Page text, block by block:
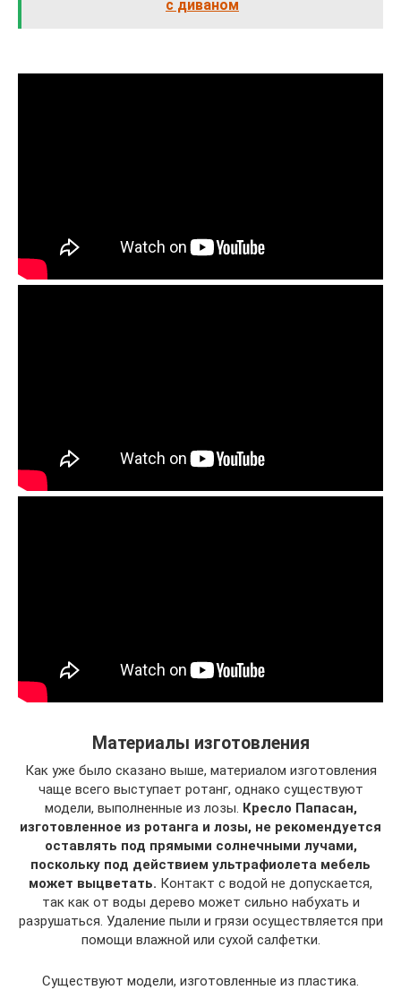
с диваном
Материалы изготовления
Как уже было сказано выше, материалом изготовления
чаще всего выступает ротанг, однако существуют
модели, выполненные из лозы. Кресло Папасан,
изготовленное из ротанга и лозы, не рекомендуется
оставлять под прямыми солнечными лучами,
поскольку под действием ультрафиолета мебель
может выцветать. Контакт с водой не допускается,
так как от воды дерево может сильно набухать и
разрушаться. Удаление пыли и грязи осуществляется при
помощи влажной или сухой салфетки.
Существуют модели, изготовленные из пластика.